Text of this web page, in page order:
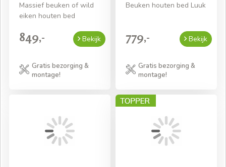
Massief beuken of wild
eiken houten bed
849,- Bekijk
Gratis bezorging &
montage!
Beuken houten bed Luuk
779,- Bekijk
Gratis bezorging &
montage!